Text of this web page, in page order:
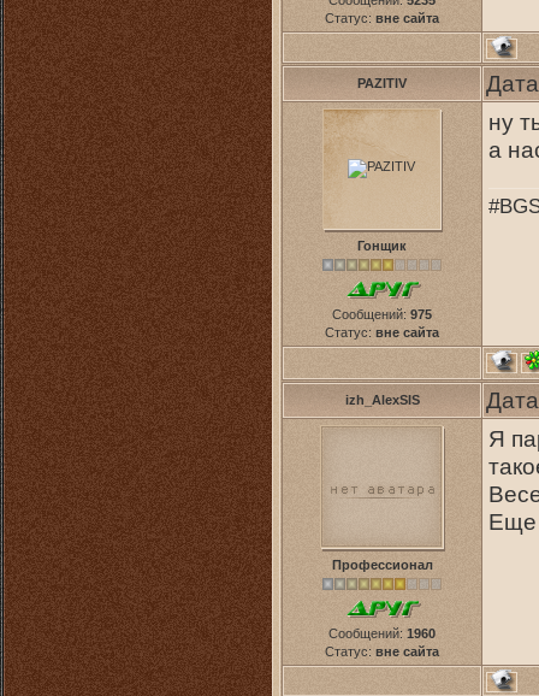
Статус: вне сайта
PAZITIV
Гонщик
Сообщений: 975
Статус: вне сайта
ну
а
izh_AlexSIS
Профессионал
Сообщений: 1960
Статус: вне сайта
Я
Еще